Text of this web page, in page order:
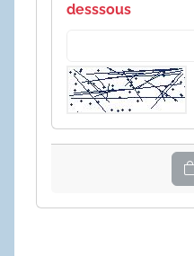
desssous